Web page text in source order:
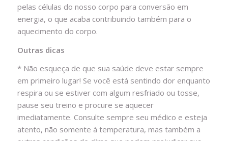
pelas células do nosso corpo para conversão em
energia, o que acaba contribuindo também para o
aquecimento do corpo.
Outras dicas
* Não esqueça de que sua saúde deve estar sempre
em primeiro lugar! Se você está sentindo dor enquanto
respira ou se estiver com algum resfriado ou tosse,
pause seu treino e procure se aquecer
imediatamente. Consulte sempre seu médico e esteja
atento, não somente à temperatura, mas também a